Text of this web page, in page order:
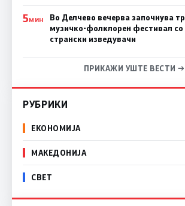
5МИН
Во Делчево вечерва започнува
музичко-фолклорен фестивал
странски изведувачи
ПРИКАЖИ УШТЕ ВЕСТИ →
РУБРИКИ
ЕКОНОМИЈА
МАКЕДОНИЈА
СВЕТ